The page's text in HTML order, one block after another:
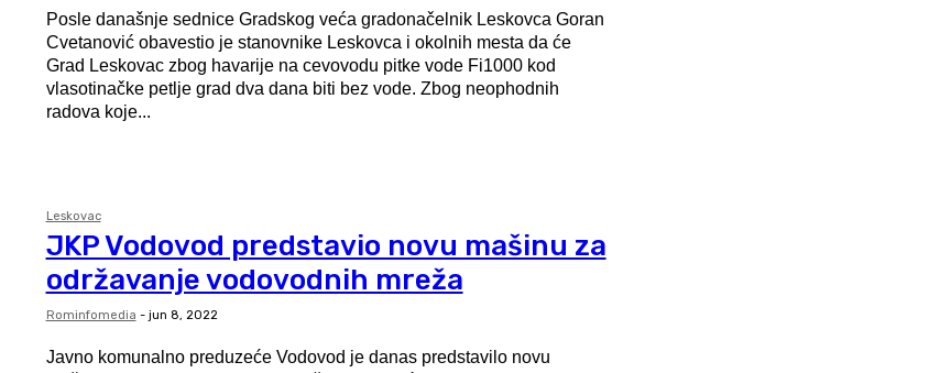
Posle današnje sednice Gradskog veća gradonačelnik Leskovca Goran
Cvetanović obavestio je stanovnike Leskovca i okolnih mesta da će
Grad Leskovac zbog havarije na cevovodu pitke vode Fi1000 kod
vlasotinačke petlje grad dva dana biti bez vode. Zbog neophodnih
radova koje...
Leskovac
JKP Vodovod predstavio novu mašinu za
održavanje vodovodnih mreža
Rominfomedia - jun 8, 2022
Javno komunalno preduzeće Vodovod je danas predstavilo novu